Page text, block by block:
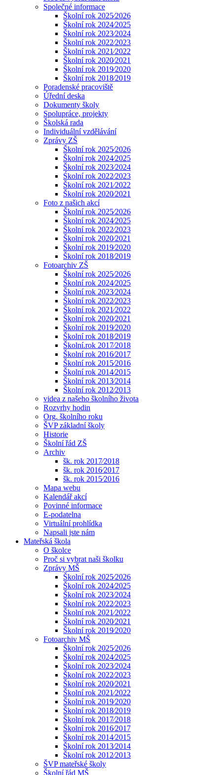
Společné informace
Školní rok 2025⁄2026
Školní rok 2024⁄2025
Školní rok 2023⁄2024
Školní rok 2022⁄2023
Školní rok 2021⁄2022
Školní rok 2020⁄2021
Školní rok 2019⁄2020
Školní rok 2018⁄2019
Poradenské pracoviště
Úřední deska
Dokumenty školy
Spolupráce, projekty
Školská rada
Individuální vzdělávání
Zprávy ZŠ
Školní rok 2025⁄2026
Školní rok 2024⁄2025
Školní rok 2023⁄2024
Śkolní rok 2022⁄2023
Školní rok 2021⁄2022
Školní rok 2020⁄2021
Foto z našich akcí
Školní rok 2025⁄2026
Školní rok 2024⁄2025
Školní rok 2022⁄2023
Školní rok 2020⁄2021
Školní rok 2019⁄2020
Školní rok 2018⁄2019
Fotoarchiv ZŠ
Školní rok 2025⁄2026
Školní rok 2024⁄2025
Školní rok 2023⁄2024
Školní rok 2022⁄2023
Školní rok 2021⁄2022
Školní rok 2020⁄2021
Školní rok 2019⁄2020
Školní rok 2018⁄2019
Školní.rok 2017⁄2018
Školní rok 2016⁄2017
Školní rok 2015⁄2016
Školní rok 2014⁄2015
Školní rok 2013⁄2014
Školní rok 2012⁄2013
videa z našeho školního života
Rozvrhy hodin
Org. školního roku
ŠVP základní školy
Historie
Školní řád ZŠ
Archiv
šk. rok 2017⁄2018
šk. rok 2016⁄2017
šk. rok 2015⁄2016
Mapa webu
Kalendář akcí
Povinné informace
E-podatelna
Virtuální prohlídka
Napsali jste nám
Mateřská škola
O školce
Proč si vybrat naši školku
Zprávy MŠ
Školní rok 2025⁄2026
Školní rok 2024⁄2025
Školní rok 2023⁄2024
Školní rok 2022⁄2023
Školní rok 2021⁄2022
Školní rok 2020⁄2021
Školní rok 2019⁄2020
Fotoarchiv MŠ
Školní rok 2025⁄2026
Školní rok 2024⁄2025
Školní rok 2023⁄2024
Školní rok 2022⁄2023
Školní rok 2020⁄2021
Školní rok 2021⁄2022
Školní rok 2019⁄2020
Školní rok 2018⁄2019
Školní rok 2017⁄2018
Školní rok 2016⁄2017
Školní rok 2014⁄2015
Školní rok 2013⁄2014
Školní rok 2012⁄2013
ŠVP mateřské školy
Školní řád MŠ